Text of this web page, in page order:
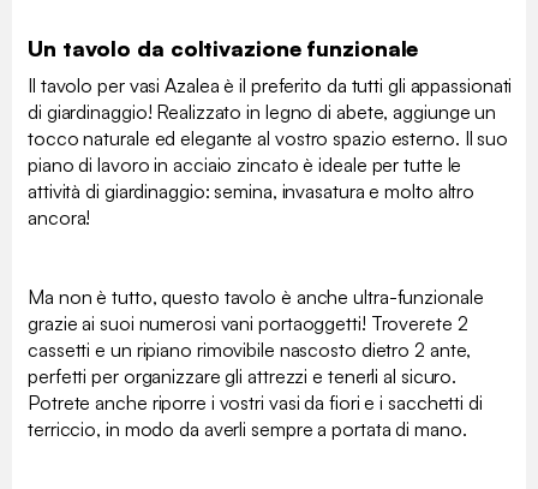
Un tavolo da coltivazione funzionale
Il tavolo per vasi Azalea è il preferito da tutti gli appassionati
di giardinaggio! Realizzato in legno di abete, aggiunge un
tocco naturale ed elegante al vostro spazio esterno. Il suo
piano di lavoro in acciaio zincato è ideale per tutte le
attività di giardinaggio: semina, invasatura e molto altro
ancora!
Ma non è tutto, questo tavolo è anche ultra-funzionale
grazie ai suoi numerosi vani portaoggetti! Troverete 2
cassetti e un ripiano rimovibile nascosto dietro 2 ante,
perfetti per organizzare gli attrezzi e tenerli al sicuro.
Potrete anche riporre i vostri vasi da fiori e i sacchetti di
terriccio, in modo da averli sempre a portata di mano.